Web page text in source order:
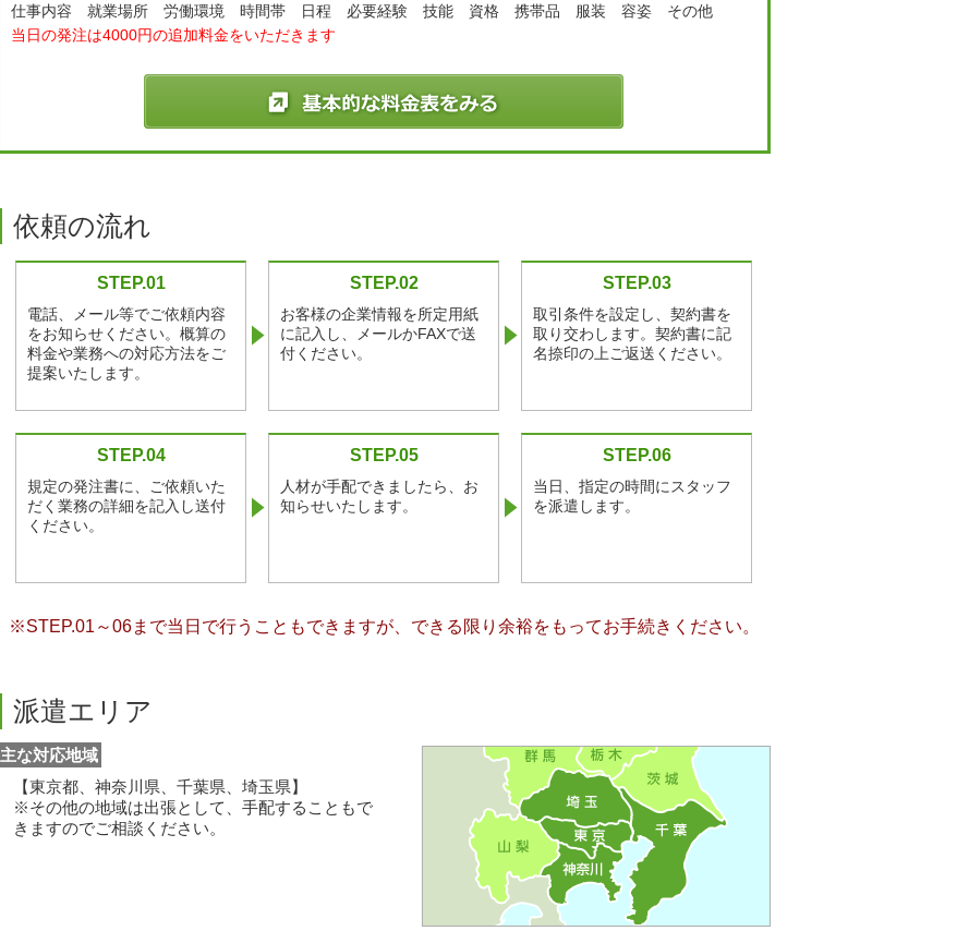
仕事内容 就業場所 労働環境 時間帯 日程 必要経験 技能 資格 携帯品 服装 容姿 その他
当日の発注は4000円の追加料金をいただきます
依頼の流れ
STEP.01
電話、メール等でご依頼内容
をお知らせください。概算の
料金や業務への対応方法をご
提案いたします。
STEP.02
お客様の企業情報を所定用紙
に記入し、メールかFAXで送
付ください。
STEP.03
取引条件を設定し、契約書を
取り交わします。契約書に記
名捺印の上ご返送ください。
STEP.04
規定の発注書に、ご依頼いた
だく業務の詳細を記入し送付
ください。
STEP.05
人材が手配できましたら、お
知らせいたします。
STEP.06
当日、指定の時間にスタッフ
を派遣します。
※STEP.01～06まで当日で行うこともできますが、できる限り余裕をもってお手続きください。
派遣エリア
主な対応地域
【東京都、神奈川県、千葉県、埼玉県】
※その他の地域は出張として、手配することもで
きますのでご相談ください。